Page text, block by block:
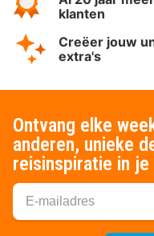
klanten
Creëer jouw
extra's
Ontvang elke
anderen, unieke
reisinspiratie in je